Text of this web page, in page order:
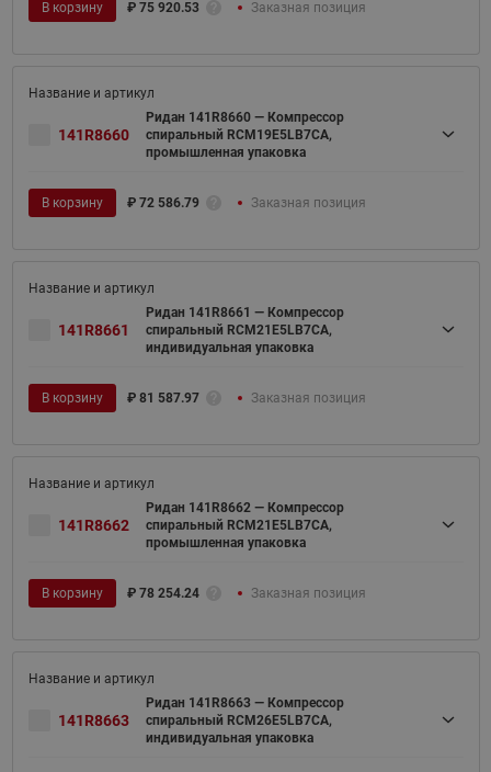
В корзину ₽ 75 920.53 Заказная позиция
141R8660
Ридан 141R8660 — Компрессор
спиральный RCM19E5LB7CA,
промышленная упаковка
В корзину ₽ 72 586.79 Заказная позиция
141R8661
Ридан 141R8661 — Компрессор
спиральный RCM21E5LB7CA,
индивидуальная упаковка
В корзину ₽ 81 587.97 Заказная позиция
141R8662
Ридан 141R8662 — Компрессор
спиральный RCM21E5LB7CA,
промышленная упаковка
В корзину ₽ 78 254.24 Заказная позиция
141R8663
Ридан 141R8663 — Компрессор
спиральный RCM26E5LB7CA,
индивидуальная упаковка